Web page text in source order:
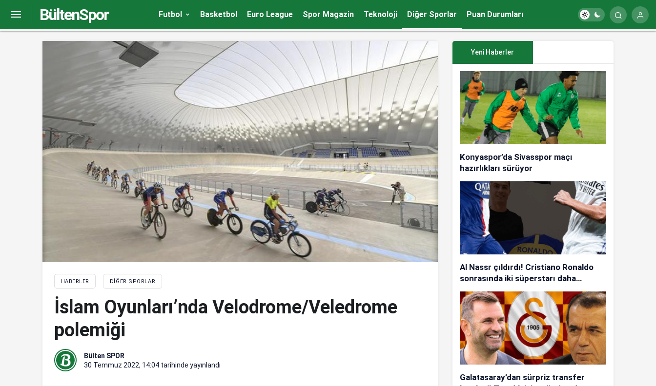
BültenSpor Futbol Basketbol Euro League Spor Magazin Teknoloji Diğer Sporlar Puan Durumları
HABERLER DIĞER SPORLAR
İslam Oyunları’nda Velodrome/Veledrome
polemiği
Bülten SPOR
30 Temmuz 2022, 14:04 tarihinde yayınlandı
Yeni Haberler
Konyaspor’da Sivasspor maçı
hazırlıkları sürüyor
Al Nassr çıldırdı! Cristiano Ronaldo
sonrasında iki süperstarı daha
istiyorlar…
Galatasaray’dan sürpriz transfer
Yeni bisikletçilerin yetişmesi için veledromlara ağırlık verilecek